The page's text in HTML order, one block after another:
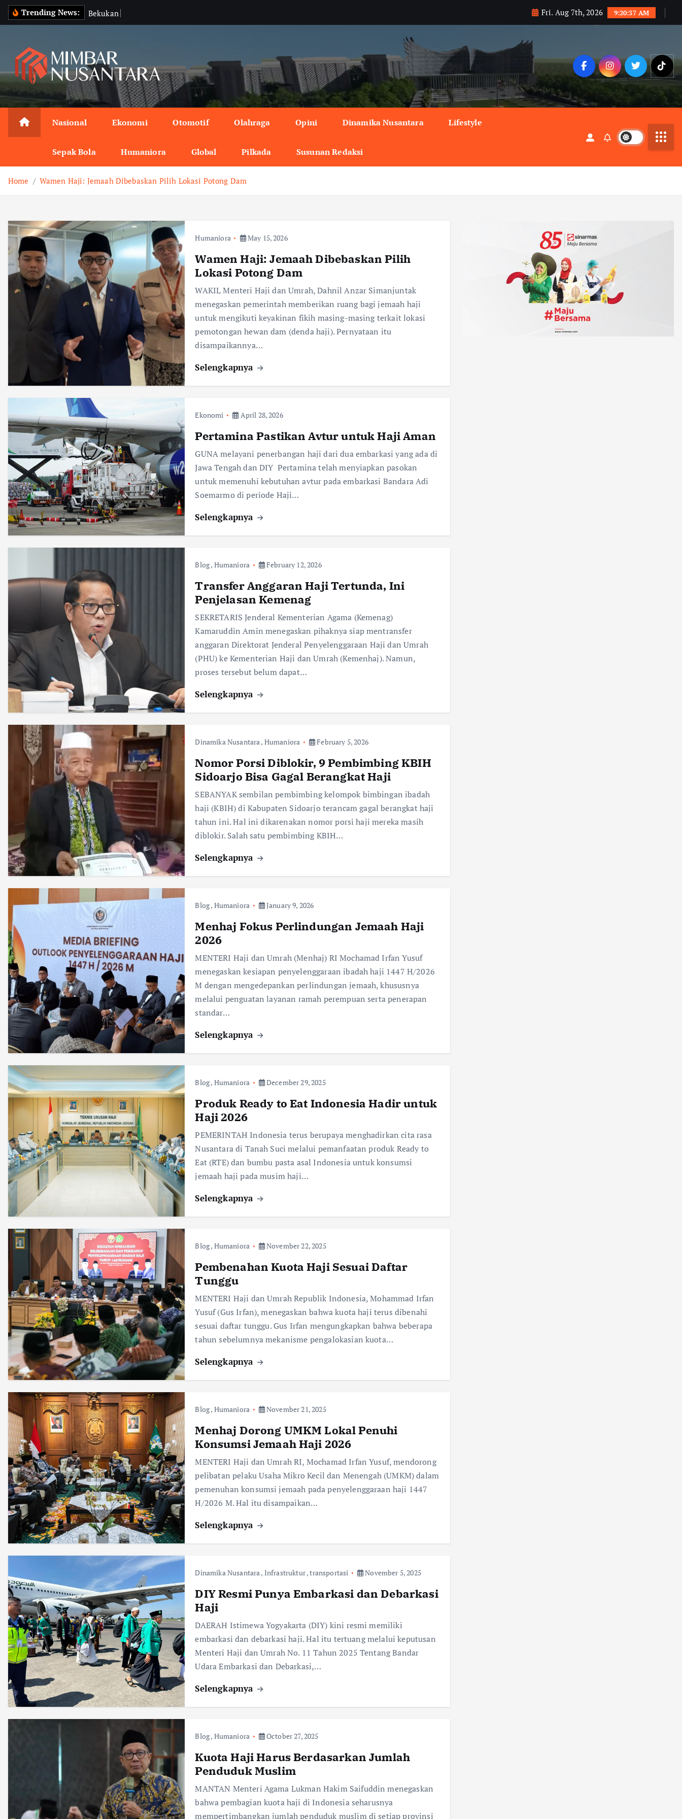
o
Trending News: Bekukan Fri. Aug 7th, 2026 9:20:39 AM
Nasional Ekonomi Otomotif Olahraga Opini Dinamika Nusantara Lifestyle
Sepak Bola Humaniora Global Pilkada Susunan Redaksi
Home Wamen Haji: Jemaah Dibebaskan Pilih Lokasi Potong Dam
Humaniora May 15, 2026
Wamen Haji: Jemaah Dibebaskan Pilih
Lokasi Potong Dam
WAKIL Menteri Haji dan Umrah, Dahnil Anzar Simanjuntak
menegaskan pemerintah memberikan ruang bagi jemaah haji
untuk mengikuti keyakinan fikih masing-masing terkait lokasi
pemotongan hewan dam (denda haji). Pernyataan itu
disampaikannya…
Selengkapnya
Ekonomi April 28, 2026
Pertamina Pastikan Avtur untuk Haji Aman
GUNA melayani penerbangan haji dari dua embarkasi yang ada di
Jawa Tengah dan DIY Pertamina telah menyiapkan pasokan
untuk memenuhi kebutuhan avtur pada embarkasi Bandara Adi
Soemarmo di periode Haji…
Selengkapnya
Blog, Humaniora February 12, 2026
Transfer Anggaran Haji Tertunda, Ini
Penjelasan Kemenag
SEKRETARIS Jenderal Kementerian Agama (Kemenag)
Kamaruddin Amin menegaskan pihaknya siap mentransfer
anggaran Direktorat Jenderal Penyelenggaraan Haji dan Umrah
(PHU) ke Kementerian Haji dan Umrah (Kemenhaj). Namun,
proses tersebut belum dapat…
Selengkapnya
Dinamika Nusantara, Humaniora February 5, 2026
Nomor Porsi Diblokir, 9 Pembimbing KBIH
Sidoarjo Bisa Gagal Berangkat Haji
SEBANYAK sembilan pembimbing kelompok bimbingan ibadah
haji (KBIH) di Kabupaten Sidoarjo terancam gagal berangkat haji
tahun ini. Hal ini dikarenakan nomor porsi haji mereka masih
diblokir. Salah satu pembimbing KBIH…
Selengkapnya
Blog, Humaniora January 9, 2026
Menhaj Fokus Perlindungan Jemaah Haji
2026
MENTERI Haji dan Umrah (Menhaj) RI Mochamad Irfan Yusuf
menegaskan kesiapan penyelenggaraan ibadah haji 1447 H/2026
M dengan mengedepankan perlindungan jemaah, khususnya
melalui penguatan layanan ramah perempuan serta penerapan
standar…
Selengkapnya
Blog, Humaniora December 29, 2025
Produk Ready to Eat Indonesia Hadir untuk
Haji 2026
PEMERINTAH Indonesia terus berupaya menghadirkan cita rasa
Nusantara di Tanah Suci melalui pemanfaatan produk Ready to
Eat (RTE) dan bumbu pasta asal Indonesia untuk konsumsi
jemaah haji pada musim haji…
Selengkapnya
Blog, Humaniora November 22, 2025
Pembenahan Kuota Haji Sesuai Daftar
Tunggu
MENTERI Haji dan Umrah Republik Indonesia, Mohammad Irfan
Yusuf (Gus Irfan), menegaskan bahwa kuota haji terus dibenahi
sesuai daftar tunggu. Gus Irfan mengungkapkan bahwa beberapa
tahun sebelumnya mekanisme pengalokasian kuota…
Selengkapnya
Blog, Humaniora November 21, 2025
Menhaj Dorong UMKM Lokal Penuhi
Konsumsi Jemaah Haji 2026
MENTERI Haji dan Umrah RI, Mochamad Irfan Yusuf, mendorong
pelibatan pelaku Usaha Mikro Kecil dan Menengah (UMKM) dalam
pemenuhan konsumsi jemaah pada penyelenggaraan haji 1447
H/2026 M. Hal itu disampaikan…
Selengkapnya
Dinamika Nusantara, Infrastruktur,transportasi November 5, 2025
DIY Resmi Punya Embarkasi dan Debarkasi
Haji
DAERAH Istimewa Yogyakarta (DIY) kini resmi memiliki
embarkasi dan debarkasi haji. Hal itu tertuang melalui keputusan
Menteri Haji dan Umrah No. 11 Tahun 2025 Tentang Bandar
Udara Embarkasi dan Debarkasi,…
Selengkapnya
Blog, Humaniora October 27, 2025
Kuota Haji Harus Berdasarkan Jumlah
Penduduk Muslim
MANTAN Menteri Agama Lukman Hakim Saifuddin menegaskan
bahwa pembagian kuota haji di Indonesia seharusnya
mempertimbangkan jumlah penduduk muslim di setiap provinsi